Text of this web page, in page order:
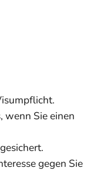
wenn Sie einen
gegen Sie